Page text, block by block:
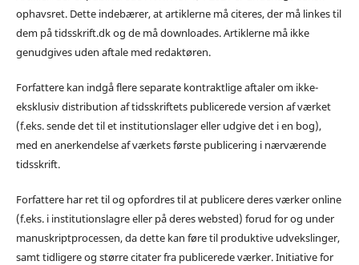
ophavsret. Dette indebærer, at artiklerne må citeres, der må linkes til
dem på tidsskrift.dk og de må downloades. Artiklerne må ikke
genudgives uden aftale med redaktøren.
Forfattere kan indgå flere separate kontraktlige aftaler om ikke-
eksklusiv distribution af tidsskriftets publicerede version af værket
(f.eks. sende det til et institutionslager eller udgive det i en bog),
med en anerkendelse af værkets første publicering i nærværende
tidsskrift.
Forfattere har ret til og opfordres til at publicere deres værker online
(f.eks. i institutionslagre eller på deres websted) forud for og under
manuskriptprocessen, da dette kan føre til produktive udvekslinger,
samt tidligere og større citater fra publicerede værker. Initiative for